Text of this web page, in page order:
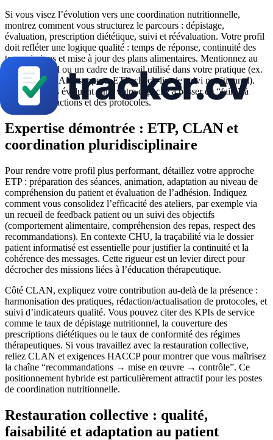
Si vous visez l’évolution vers une coordination nutritionnelle,
montrez comment vous structurez le parcours : dépistage,
évaluation, prescription diététique, suivi et réévaluation. Votre profil
doit refléter une logique qualité : temps de réponse, continuité des
transmissions et mise à jour des plans alimentaires. Mentionnez au
moins un outil ou un cadre de travail utilisé dans votre pratique (ex.
procédure CLAN, supports ETP, check-list de suivi nutritionnel).
Les recruteurs évaluent ainsi votre capacité à passer de “faire” à
“piloter” des actions et des protocoles.
Expertise démontrée : ETP, CLAN et
coordination pluridisciplinaire
Pour rendre votre profil plus performant, détaillez votre approche
ETP : préparation des séances, animation, adaptation au niveau de
compréhension du patient et évaluation de l’adhésion. Indiquez
comment vous consolidez l’efficacité des ateliers, par exemple via
un recueil de feedback patient ou un suivi des objectifs
(comportement alimentaire, compréhension des repas, respect des
recommandations). En contexte CHU, la traçabilité via le dossier
patient informatisé est essentielle pour justifier la continuité et la
cohérence des messages. Cette rigueur est un levier direct pour
décrocher des missions liées à l’éducation thérapeutique.
Côté CLAN, expliquez votre contribution au-delà de la présence :
harmonisation des pratiques, rédaction/actualisation de protocoles, et
suivi d’indicateurs qualité. Vous pouvez citer des KPIs de service
comme le taux de dépistage nutritionnel, la couverture des
prescriptions diététiques ou le taux de conformité des régimes
thérapeutiques. Si vous travaillez avec la restauration collective,
reliez CLAN et exigences HACCP pour montrer que vous maîtrisez
la chaîne “recommandations → mise en œuvre → contrôle”. Ce
positionnement hybride est particulièrement attractif pour les postes
de coordination nutritionnelle.
Restauration collective : qualité,
faisabilité et adaptation au patient